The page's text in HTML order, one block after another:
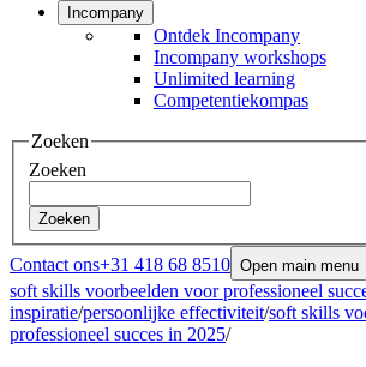
Incompany
Ontdek Incompany
Incompany workshops
Unlimited learning
Competentiekompas
Zoeken
Zoeken
Zoeken
Contact ons+31 418 68 8510 Open main menu
soft skills voorbeelden voor professioneel
inspiratie/persoonlijke effectiviteit/soft skills
professioneel succes in 2025/